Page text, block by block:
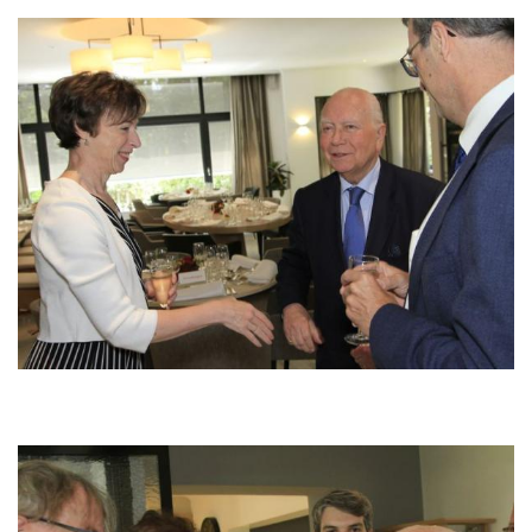
Bild
Bild